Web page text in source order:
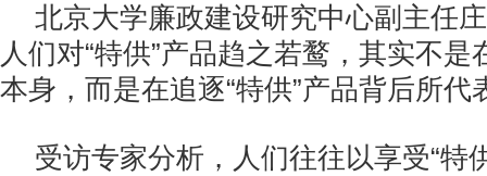
北京大学廉政建设研究中心副主任
人们对“特供”产品趋之若鹜，其实不是
本身，而是在追逐“特供”产品背后所代
受访专家分析，人们往往以享受“特